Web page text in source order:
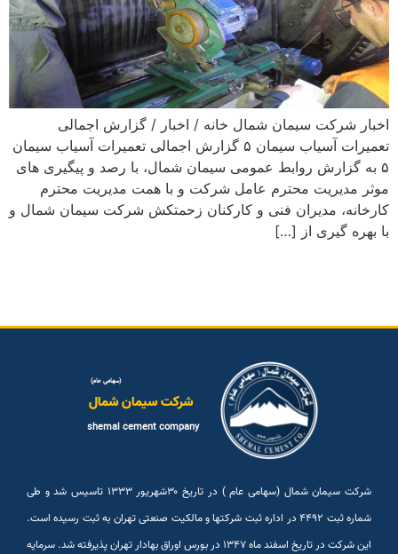
اخبار شرکت سیمان شمال خانه / اخبار / گزارش اجمالی
تعمیرات آسیاب سیمان ۵ گزارش اجمالی تعمیرات آسیاب سیمان
۵ به گزارش روابط عمومی سیمان شمال، با رصد و پیگیری های
موثر مدیریت محترم عامل شرکت و با همت مدیریت محترم
کارخانه، مدیران فنی و کارکنان زحمتکش شرکت سیمان شمال و
با بهره گیری از […]
(سهامی عام)
شرکت سیمان شمال
shemal cement company
شرکت سیمان شمال (سهامی عام ) در تاریخ ۳۰شهريور ۱۳۳۳ تاسیس شد و طی
شماره ثبت ۴۴۹۲ در اداره ثبت شرکتها و مالکیت صنعتی تهران به ثبت رسیده است.
این شرکت در تاریخ اسفند ماه ۱۳۴۷ در بورس اوراق بهادار تهران پذیرفته شد. سرمایه